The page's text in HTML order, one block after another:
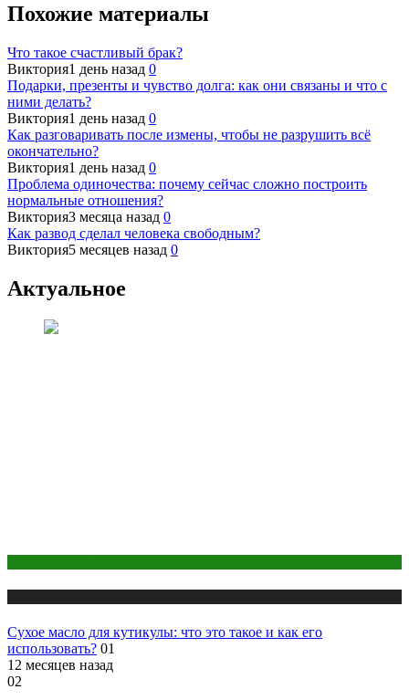
Похожие материалы
Что такое счастливый брак?
Виктория1 день назад 0
Подарки, презенты и чувство долга: как они связаны и что с
ними делать?
Виктория1 день назад 0
Как разговаривать после измены, чтобы не разрушить всё
окончательно?
Виктория1 день назад 0
Проблема одиночества: почему сейчас сложно построить
нормальные отношения?
Виктория3 месяца назад 0
Как развод сделал человека свободным?
Виктория5 месяцев назад 0
Актуальное
Сухое масло для кутикулы: что это такое и как его
использовать? 01
12 месяцев назад
02